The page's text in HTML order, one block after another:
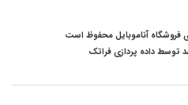
آناموبایل محفوظ است
توسطداده پردازی فراتک